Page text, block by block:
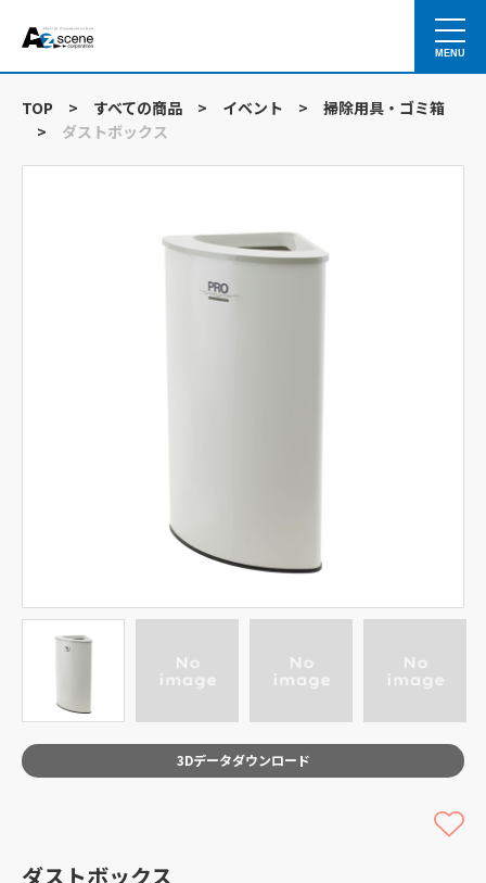
MENU
TOP > すべての商品 > イベント >
掃除用具・ゴミ箱
>
ダストボックス
3Dデータダウンロード
ダストボックス